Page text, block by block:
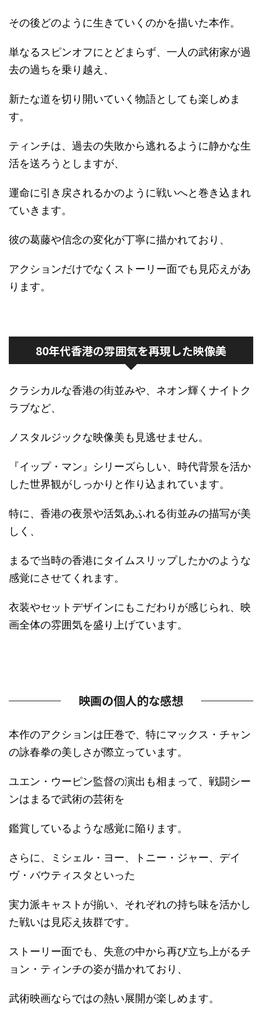
その後どのように生きていくのかを描いた本作。
単なるスピンオフにとどまらず、一人の武術家が過
去の過ちを乗り越え、
新たな道を切り開いていく物語としても楽しめま
す。
ティンチは、過去の失敗から逃れるように静かな生
活を送ろうとしますが、
運命に引き戻されるかのように戦いへと巻き込まれ
ていきます。
彼の葛藤や信念の変化が丁寧に描かれており、
アクションだけでなくストーリー面でも見応えがあ
ります。
80年代香港の雰囲気を再現した映像美
クラシカルな香港の街並みや、ネオン輝くナイトク
ラブなど、
ノスタルジックな映像美も見逃せません。
『イップ・マン』シリーズらしい、時代背景を活か
した世界観がしっかりと作り込まれています。
特に、香港の夜景や活気あふれる街並みの描写が美
しく、
まるで当時の香港にタイムスリップしたかのような
感覚にさせてくれます。
衣装やセットデザインにもこだわりが感じられ、映
画全体の雰囲気を盛り上げています。
映画の個人的な感想
本作のアクションは圧巻で、特にマックス・チャン
の詠春拳の美しさが際立っています。
ユエン・ウーピン監督の演出も相まって、戦闘シー
ンはまるで武術の芸術を
鑑賞しているような感覚に陥ります。
さらに、ミシェル・ヨー、トニー・ジャー、デイ
ヴ・バウティスタといった
実力派キャストが揃い、それぞれの持ち味を活かし
た戦いは見応え抜群です。
ストーリー面でも、失意の中から再び立ち上がるチ
ョン・ティンチの姿が描かれており、
武術映画ならではの熱い展開が楽しめます。